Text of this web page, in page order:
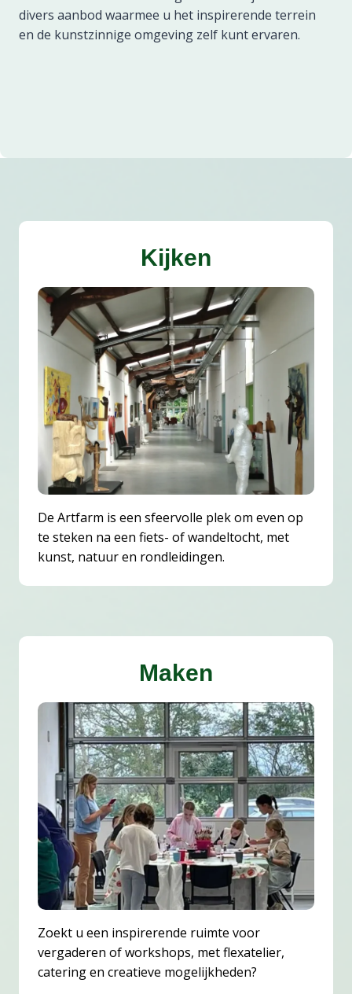
divers aanbod waarmee u het inspirerende terrein
en de kunstzinnige omgeving zelf kunt ervaren.
Kijken
De Artfarm is een sfeervolle plek om even op
te steken na een fiets- of wandeltocht, met
kunst, natuur en rondleidingen.
Maken
Zoekt u een inspirerende ruimte voor
vergaderen of workshops, met flexatelier,
catering en creatieve mogelijkheden?